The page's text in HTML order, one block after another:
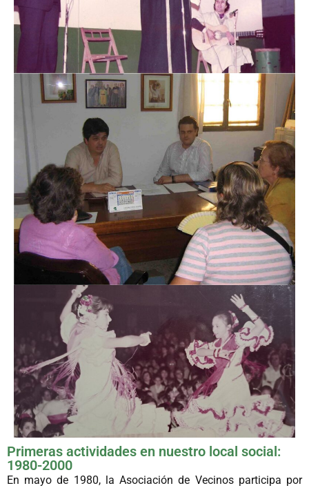
Primeras actividades en nuestro local social:
1980-2000
En mayo de 1980, la Asociación de Vecinos participa por